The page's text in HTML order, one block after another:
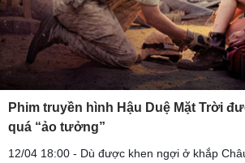
Phim truyền hình Hậu Duệ Mặt Trời
quá “ảo tưởng”
12/04 18:00 - Dù được khen ngợi ở khắp